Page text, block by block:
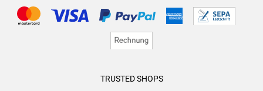
TRUSTED SHOPS